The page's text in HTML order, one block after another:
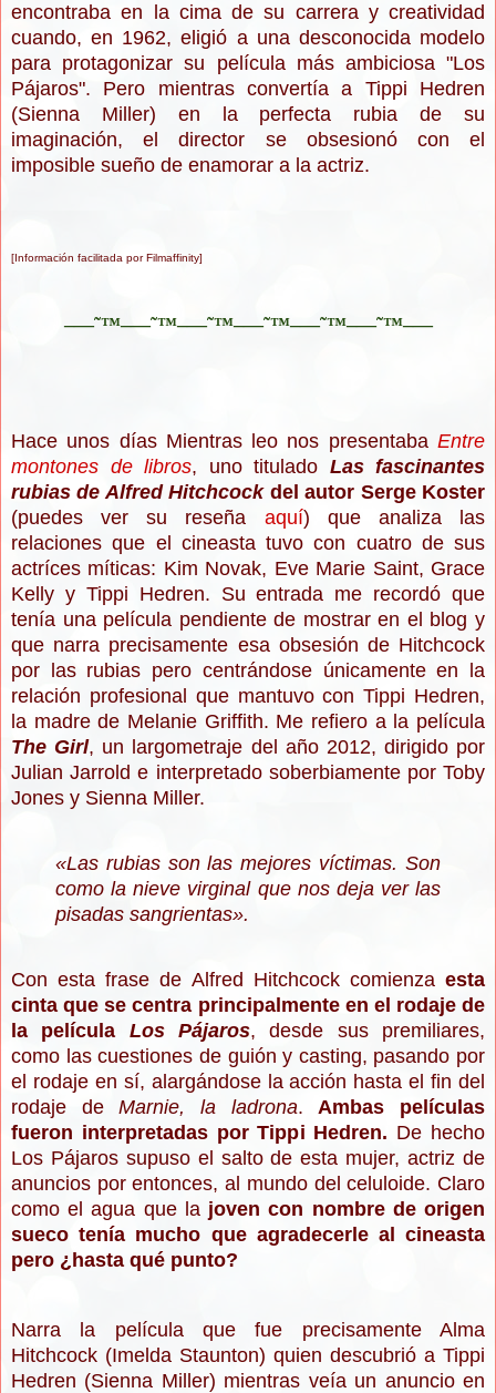
encontraba en la cima de su carrera y creatividad
cuando, en 1962, eligió a una desconocida modelo
para protagonizar su película más ambiciosa "Los
Pájaros". Pero mientras convertía a Tippi Hedren
(Sienna Miller) en la perfecta rubia de su
imaginación, el director se obsesionó con el
imposible sueño de enamorar a la actriz.
[Información facilitada por Filmaffinity]
–—˜™–—˜™–—˜™–—˜™–—˜™–—˜™–—
Hace unos días Mientras leo nos presentaba Entre
montones de libros, uno titulado Las fascinantes
rubias de Alfred Hitchcockdel autor Serge Koster
(puedes ver su reseña aquí) que analiza las
relaciones que el cineasta tuvo con cuatro de sus
actríces míticas: Kim Novak, Eve Marie Saint, Grace
Kelly y Tippi Hedren. Su entrada me recordó que
tenía una película pendiente de mostrar en el blog y
que narra precisamente esa obsesión de Hitchcock
por las rubias pero centrándose únicamente en la
relación profesional que mantuvo con Tippi Hedren,
la madre de Melanie Griffith. Me refiero a la película
The Girl, un largometraje del año 2012, dirigido por
Julian Jarrold e interpretado soberbiamente por Toby
Jones y Sienna Miller.
«Las rubias son las mejores víctimas. Son
como la nieve virginal que nos deja ver las
pisadas sangrientas».
Con esta frase de Alfred Hitchcock comienzaesta
cinta que se centra principalmente en el rodaje de
la película Los Pájaros, desde sus premiliares,
como las cuestiones de guión y casting, pasando por
el rodaje en sí, alargándose la acción hasta el fin del
rodaje deMarnie, la ladrona. Ambas películas
fueron interpretadas por Tippi Hedren. De hecho
Los Pájaros supuso el salto de esta mujer, actriz de
anuncios por entonces, al mundo del celuloide. Claro
como el agua que la joven con nombre de origen
sueco tenía mucho que agradecerle al cineasta
pero ¿hasta qué punto?
Narra la película que fue precisamente Alma
Hitchcock (Imelda Staunton) quien descubrió a Tippi
Hedren (Sienna Miller) mientras veía un anuncio en